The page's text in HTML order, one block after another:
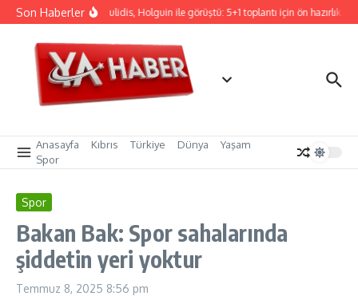
İçeriğe atla
Son HaberlerHristodulidis, Holguin ile görüştü: 5+1 toplantı için ön hazırlık
Anasayfa Kıbrıs Türkiye Dünya
Yaşam
Spor
Spor
Bakan Bak: Spor sahalarında
şiddetin yeri yoktur
Temmuz 8, 2025 8:56 pm